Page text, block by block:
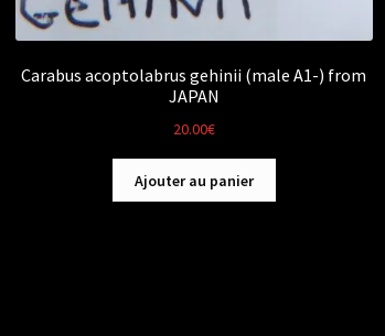
Carabus acoptolabrus gehinii (male A1-) from
JAPAN
20.00€
Ajouter au panier